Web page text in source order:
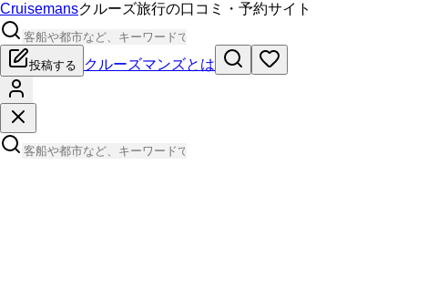
Cruisemansクルーズ旅行の口コミ・予約サイト
投稿する クルーズマンズとは